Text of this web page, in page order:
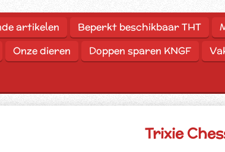
artikelen Beperkt beschikbaar THT
Onze dieren Doppen sparen KNGF
Trixie